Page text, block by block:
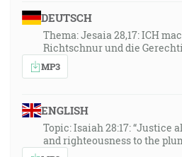
DEUTSCH
Thema: Jesaia 28,17: ICH
Richtschnur und die
MP3
ENGLISH
Topic: Isaiah 28:17: “Justice
and righteousness to the